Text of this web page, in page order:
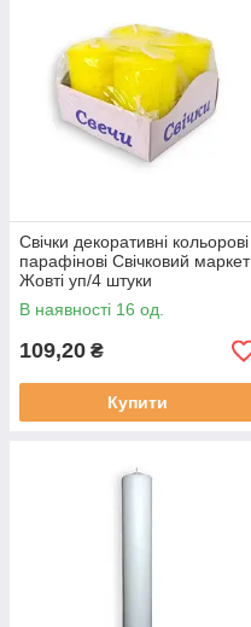
Свічки декоративні кольорові
парафінові Свічковий маркет
Жовті уп/4 штуки
В наявності 16 од.
109,20 ₴
Купити